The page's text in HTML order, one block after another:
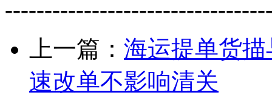
上一篇： 海运提单货
速改单不影响清关